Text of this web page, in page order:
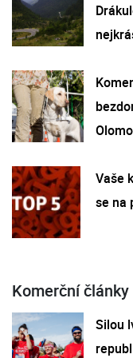
Vaše
se na
Komerční články
Silou